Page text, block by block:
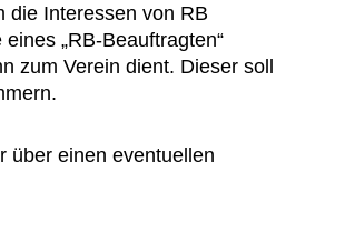
die Interessen von RB
„RB-Beauftragten“
zum Verein dient. Dieser soll
über einen eventuellen